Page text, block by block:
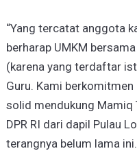
“Yang tercatat anggota
berharap UMKM
(karena yang terdaftar
Guru. Kami
solid mendukung Mamiq
DPR RI dari dapil Pulau
terangnya belum lama ini.